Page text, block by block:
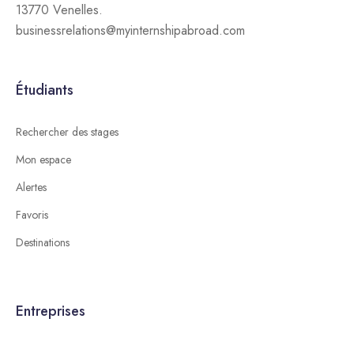
13770 Venelles.
businessrelations@myinternshipabroad.com
Étudiants
Rechercher des stages
Mon espace
Alertes
Favoris
Destinations
Entreprises